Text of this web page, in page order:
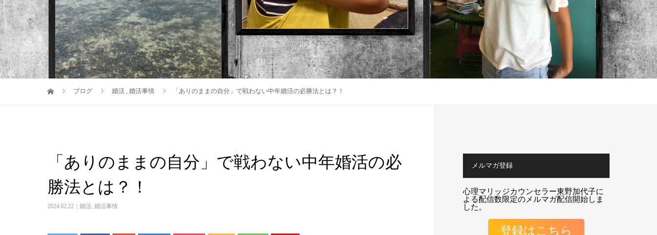
ブログ 婚活 , 婚活事情 「ありのままの自分」で戦わない中年婚活の必勝法とは？！
「ありのままの自分」で戦わない中年婚活の必
勝法とは？！
2024.02.22 婚活, 婚活事情
メルマガ登録
心理マリッジカウンセラー東野加代子に
よる配信数限定のメルマガ配信開始しま
した。
登録はこちら